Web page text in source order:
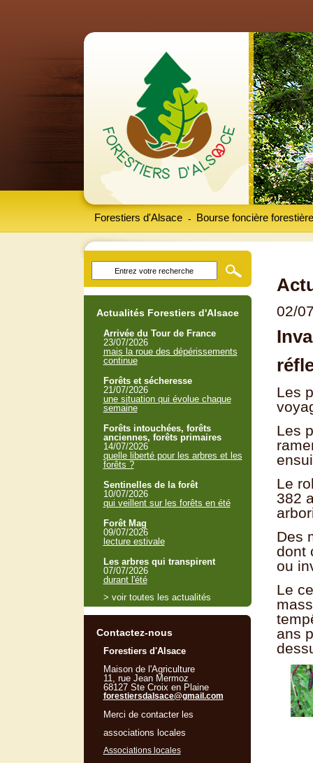
Forestiers d'Alsace Bourse foncière forestière
-
02/
Les
Les
Le
382
Des
dont
ou
Le
ans
Actualités Forestiers d'Alsace
Arrivée du Tour de France
23/07/2026
mais la roue des dépérissements
continue
Forêts et sécheresse
21/07/2026
une situation qui évolue chaque
semaine
Forêts intouchées, forêts
anciennes, forêts primaires
14/07/2026
quelle liberté pour les arbres et les
forêts ?
Sentinelles de la forêt
10/07/2026
qui veillent sur les forêts en été
Forêt Mag
09/07/2026
lecture estivale
Les arbres qui transpirent
07/07/2026
durant l'été
> voir toutes les actualités
Contactez-nous
Forestiers d'Alsace
Maison de l'Agriculture
11, rue Jean Mermoz
68127 Ste Croix en Plaine
forestiersdalsace@gmail.com
Merci de contacter les
associations locales
Associations locales